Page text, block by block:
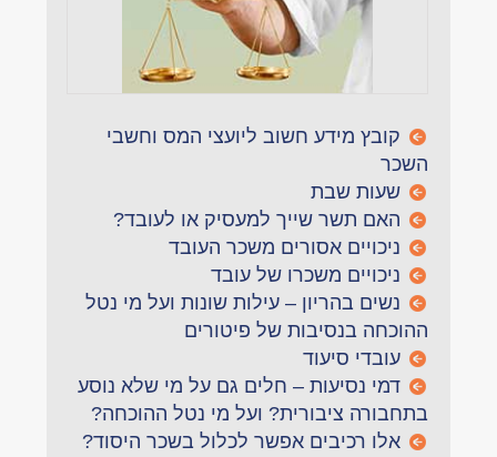
קובץ מידע חשוב ליועצי המס וחשבי
השכר
שעות שבת
האם תשר שייך למעסיק או לעובד?
ניכויים אסורים משכר העובד
ניכויים משכרו של עובד
נשים בהריון – עילות שונות ועל מי נטל
ההוכחה בנסיבות של פיטורים
עובדי סיעוד
דמי נסיעות – חלים גם על מי שלא נוסע
בתחבורה ציבורית? ועל מי נטל ההוכחה?
אלו רכיבים אפשר לכלול בשכר היסוד?